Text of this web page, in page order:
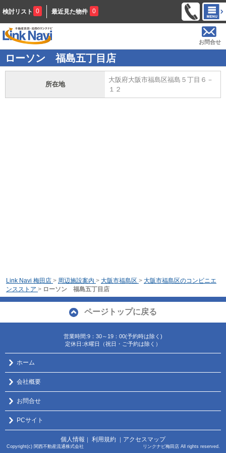
検討リスト 0 最近見た物件 0
お問合せ
ローソン 福島五丁目店
所在地
大阪府大阪市福島区福島５丁目６－
１２
Link Navi 梅田店 > 周辺施設案内 > 大阪市福島区 > 大阪市福島区のコンビニエ
ンスストア > ローソン 福島五丁目店
ページトップに戻る
営業時間:9：30～19：00(予約時は除く)
定休日:水曜日（祝日・ご予約は除く）
ホーム
会社概要
お問合せ
PCサイト
個人情報 ｜ 利用規約 ｜ アクセスマップ
Copyright(c) 関西不動産流通株式会社 リンクナビ梅田店 All rights reserved.